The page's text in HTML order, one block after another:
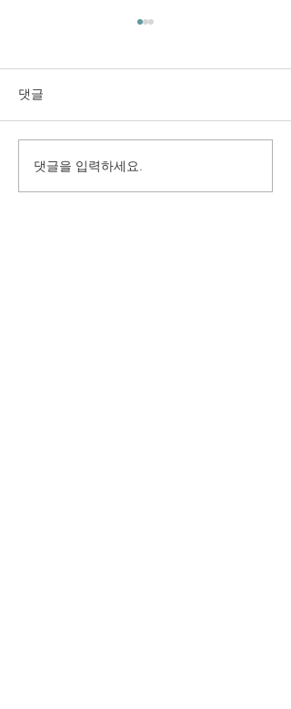
구미시 취업지원센터 만족
도 조사 용역
댓글
댓글을 입력하세요.